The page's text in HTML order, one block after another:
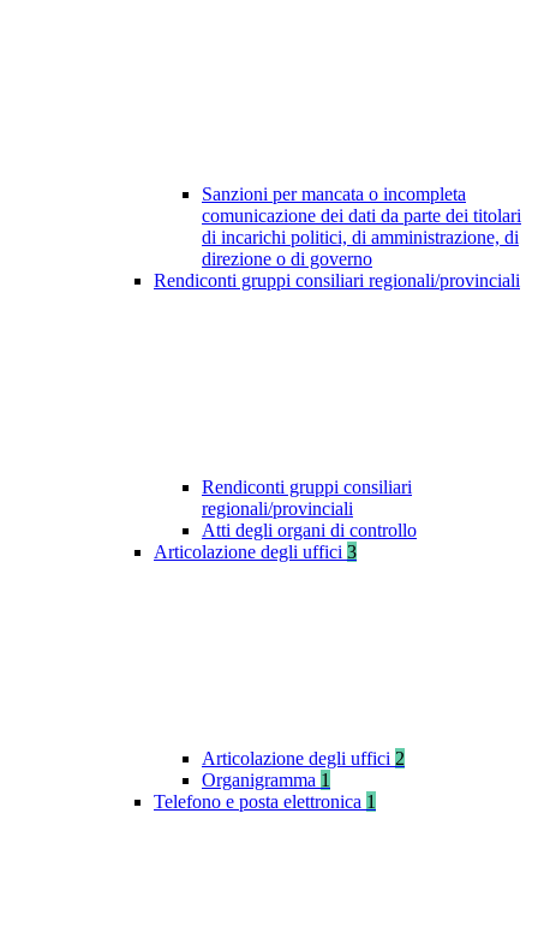
Sanzioni per mancata o incompleta
comunicazione dei dati da parte dei titolari
di incarichi politici, di amministrazione, di
direzione o di governo
Rendiconti gruppi consiliari regionali/provinciali
Rendiconti gruppi consiliari
regionali/provinciali
Atti degli organi di controllo
Articolazione degli uffici 3
Articolazione degli uffici 2
Organigramma 1
Telefono e posta elettronica 1